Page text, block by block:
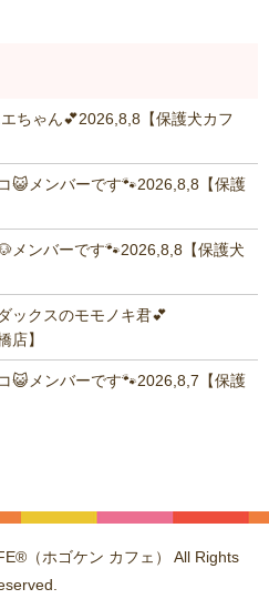
ちゃん💕2026,8,8【保護犬カフ
😺メンバーです🐾2026,8,8【保護
メンバーです🐾2026,8,8【保護犬
ックスのモモノキ君💕
店】
😺メンバーです🐾2026,8,7【保護
（ホゴケン カフェ） All Rights